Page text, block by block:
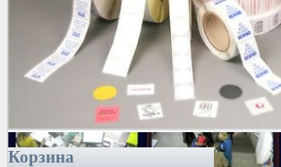
Корзина